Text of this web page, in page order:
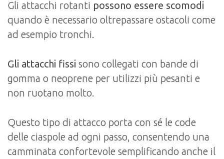
Gli attacchi rotanti possono essere scomodi
quando è necessario oltrepassare ostacoli come
ad esempio tronchi.
Gli attacchi fissi sono collegati con bande di
gomma o neoprene per utilizzi più pesanti e
non ruotano molto.
Questo tipo di attacco porta con sé le code
delle ciaspole ad ogni passo, consentendo una
camminata confortevole semplificando anche il